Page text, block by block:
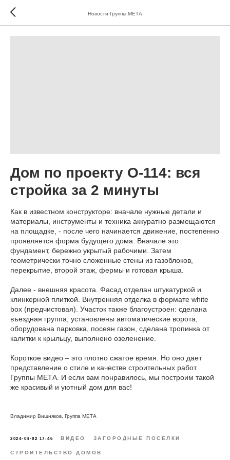
Новости Группы МЕТА
Дом по проекту О-114: вся
стройка за 2 минуты
Как в известном конструкторе: вначале нужные детали и
материалы, инструменты и техника аккуратно размещаются
на площадке, - после чего начинается движение, постепенно
проявляется форма будущего дома. Вначале это
фундамент, бережно укрытый рабочими. Затем
геометрически точно сложенные стены из газоблоков,
перекрытие, второй этаж, фермы и готовая крыша.
Далее - внешняя красота. Фасад отделан штукатуркой и
клинкерной плиткой. Внутренняя отделка в формате white
box (предчистовая). Участок также благоустроен: сделана
въездная группа, установлены автоматические ворота,
оборудована парковка, посеян газон, сделана тропинка от
калитки к крыльцу, выполнено озеленение.
Короткое видео – это плотно сжатое время. Но оно дает
представление о стиле и качестве строительных работ
Группы МЕТА. И если вам понравилось, мы построим такой
же красивый и уютный дом для вас!
Владимир Вишняков, Группа МЕТА
2024-04-02 17:46 ВИДЕО ЗАГОРОДНЫЕ ПОСЕЛКИ
СТРОИТЕЛЬСТВО ДОМОВ